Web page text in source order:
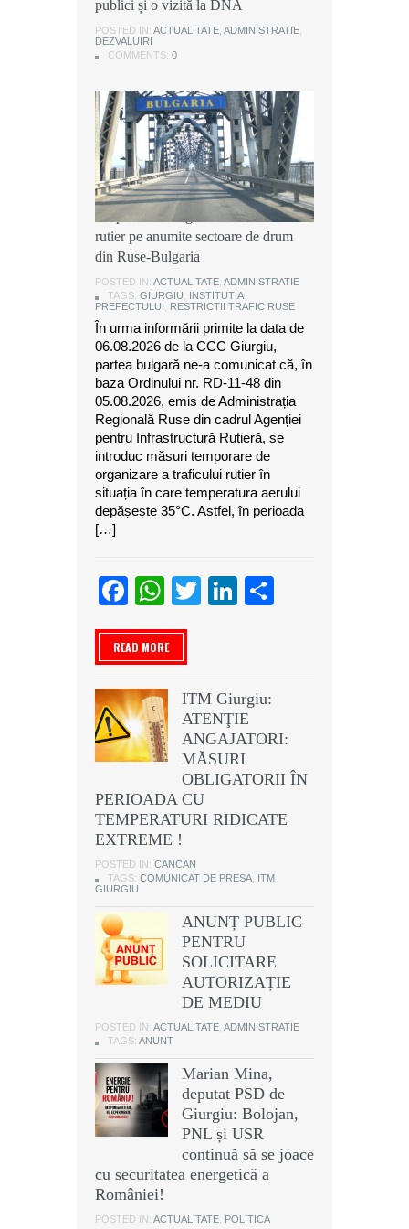
publici și o vizită la DNA
POSTED IN: ACTUALITATE ADMINISTRATIE
DEZVALUIRI
COMMENTS: 0
publici și o vizită la DNA
POSTED IN: ACTUALITATE ADMINISTRATIE
DEZVALUIRI
COMMENTS: 0
publici și o vizită la DNA
POSTED IN: ACTUALITATE ADMINISTRATIE
DEZVALUIRI
COMMENTS: 0
Instituția Prefectului: Măsuri
temporare de organizare a traficului
rutier pe anumite sectoare de drum
din Ruse-Bulgaria
POSTED IN: ACTUALITATE ADMINISTRATIE
TAGS: GIURGIU
INSTITUTIA
PREFECTULUI
RESTRICTII TRAFIC RUSE
În urma informării primite la data de
06.08.2026 de la CCC Giurgiu,
partea bulgară ne-a comunicat că, în
baza Ordinului nr. RD-11-48 din
05.08.2026, emis de Administrația
Regională Ruse din cadrul Agenției
pentru Infrastructură Rutieră, se
introduc măsuri temporare de
organizare a traficului rutier în
situația în care temperatura aerului
depășește 35°C. Astfel, în perioada
[…]
Facebook
WhatsApp
TwitterLinkedIn
READ MORE
ITM Giurgiu:
ATENŢIE
ANGAJATORI:
MĂSURI
OBLIGATORII ÎN
PERIOADA CU
TEMPERATURI RIDICATE
EXTREME !
POSTED IN: CANCAN
TAGS: COMUNICAT DE PRESA ITM
GIURGIU
ANUNȚ PUBLIC
PENTRU
SOLICITARE
AUTORIZAȚIE
DE MEDIU
POSTED IN: ACTUALITATE ADMINISTRATIE
TAGS: ANUNT
Marian Mina,
deputat PSD de
Giurgiu: Bolojan,
PNL și USR
continuă să se joace
cu securitatea energetică a
României!
POSTED IN: ACTUALITATE POLITICA